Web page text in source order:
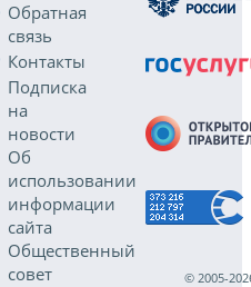
Обратная
связь
Контакты
Подписка
на
новости
Об
использовании
информации
сайта
Общественный
совет
© 2005-